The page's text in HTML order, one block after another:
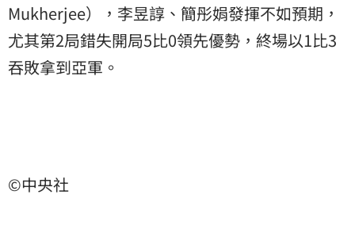
Mukherjee），李昱諄、簡彤娟發揮不如預期，
尤其第2局錯失開局5比0領先優勢，終場以1比3
吞敗拿到亞軍。
©中央社